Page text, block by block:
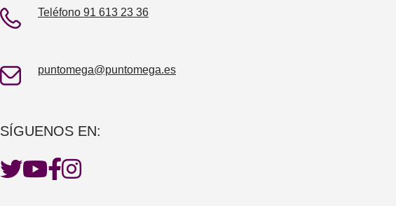
Teléfono 91 613 23 36
puntomega@puntomega.es
SÍGUENOS EN: